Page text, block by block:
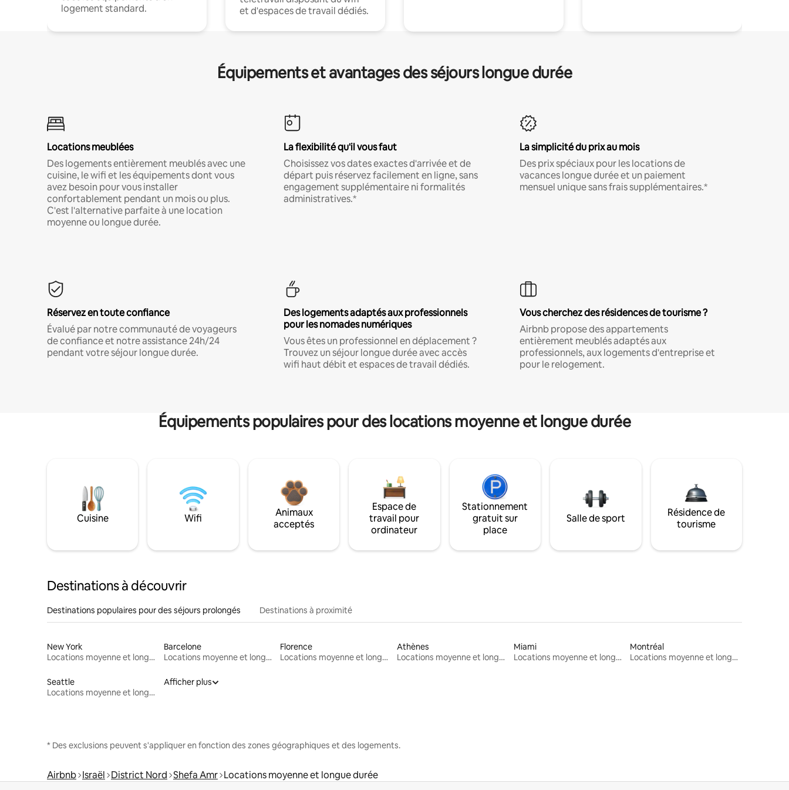
logement standard.
et d'espaces de travail dédiés.
Équipements et avantages des séjours longue durée
Locations meublées
Des logements entièrement meublés avec une
cuisine, le wifi et les équipements dont vous
avez besoin pour vous installer
confortablement pendant un mois ou plus.
C'est l'alternative parfaite à une location
moyenne ou longue durée.
La flexibilité qu'il vous faut
Choisissez vos dates exactes d'arrivée et de
départ puis réservez facilement en ligne, sans
engagement supplémentaire ni formalités
administratives.*
La simplicité du prix au mois
Des prix spéciaux pour les locations de
vacances longue durée et un paiement
mensuel unique sans frais supplémentaires.*
Réservez en toute confiance
Évalué par notre communauté de voyageurs
de confiance et notre assistance 24h/24
pendant votre séjour longue durée.
Des logements adaptés aux professionnels
pour les nomades numériques
Vous êtes un professionnel en déplacement ?
Trouvez un séjour longue durée avec accès
wifi haut débit et espaces de travail dédiés.
Vous cherchez des résidences de tourisme ?
Airbnb propose des appartements
entièrement meublés adaptés aux
professionnels, aux logements d'entreprise et
pour le relogement.
Équipements populaires pour des locations moyenne et longue durée
Cuisine Wifi
Animaux
acceptés
Espace de
travail pour
ordinateur
Stationnement
gratuit sur
place
Salle de sport
Résidence de
tourisme
Destinations à découvrir
Destinations populaires pour des séjours prolongés Destinations à proximité
New York
Locations moyenne et longue durée
Barcelone
Locations moyenne et longue durée
Florence
Locations moyenne et longue durée
Athènes
Locations moyenne et longue durée
Miami
Locations moyenne et longue durée
Montréal
Locations moyenne et longue durée
Seattle
Locations moyenne et longue durée
Afficher plus
* Des exclusions peuvent s'appliquer en fonction des zones géographiques et des logements.
Airbnb Israël District Nord Shefa Amr Locations moyenne et longue durée